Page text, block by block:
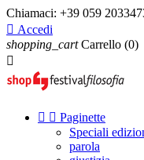
Chiamaci: +39 059
 Accedi
shopping_cart Carrello (0)

  Paginette
Speciali
parola